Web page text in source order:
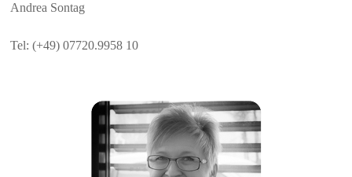
Andrea Sontag
Tel: (+49) 07720.9958 10